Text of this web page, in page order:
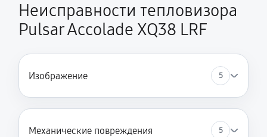
Неисправности тепловизора
Pulsar Accolade XQ38 LRF
Изображение 5
Механические повреждения 5